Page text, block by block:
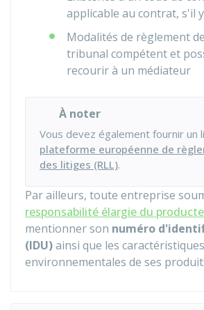
applicable au contrat, s'il
Modalités de règlement
tribunal compétent et
recourir à un médiateur
À noter
Vous devez également fournir un
plateforme européenne de
des litiges (RLL).
Par ailleurs, toute entreprise
responsabilité élargie du
mentionner son numéro
(IDU)ainsi que les caractéristiques
environnementales de ses